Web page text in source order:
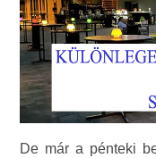
De már a pénteki